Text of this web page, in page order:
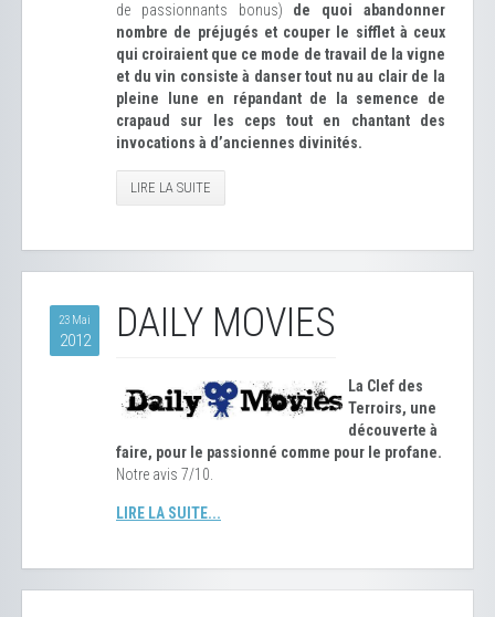
de passionnants bonus) de quoi abandonner
nombre de préjugés et couper le sifflet à ceux
qui croiraient que ce mode de travail de la vigne
et du vin consiste à danser tout nu au clair de la
pleine lune en répandant de la semence de
crapaud sur les ceps tout en chantant des
invocations à d’anciennes divinités.
LIRE LA SUITE
23 Mai
2012 DAILY MOVIES
La Clef des
Terroirs, une
découverte à
faire, pour le passionné comme pour le profane.
Notre avis 7/10.
LIRE LA SUITE...